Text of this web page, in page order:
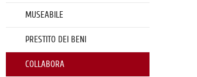
MUSEABILE
PRESTITO DEI BENI
COLLABORA